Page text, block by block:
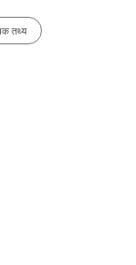
तथ्य